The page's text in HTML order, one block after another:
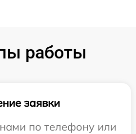
работы
заявки
по телефону или